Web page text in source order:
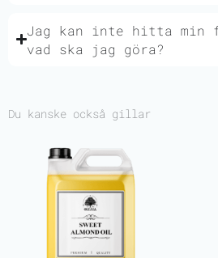
Jag kan inte hitta
vad ska jag göra?
Du kanske också gillar